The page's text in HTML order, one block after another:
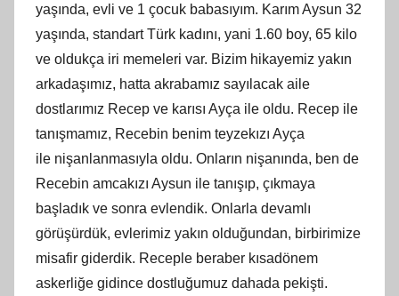
yaşında, evli ve 1 çocuk babasıyım. Karım Aysun 32
yaşında, standart Türk kadını, yani 1.60 boy, 65 kilo
ve oldukça iri memeleri var. Bizim hikayemiz yakın
arkadaşımız, hatta akrabamız sayılacak aile
dostlarımız Recep ve karısı Ayça ile oldu. Recep ile
tanışmamız, Recebin benim teyzekızı Ayça
ile nişanlanmasıyla oldu. Onların nişanında, ben de
Recebin amcakızı Aysun ile tanışıp, çıkmaya
başladık ve sonra evlendik. Onlarla devamlı
görüşürdük, evlerimiz yakın olduğundan, birbirimize
misafir giderdik. Receple beraber kısadönem
askerliğe gidince dostluğumuz dahada pekişti.